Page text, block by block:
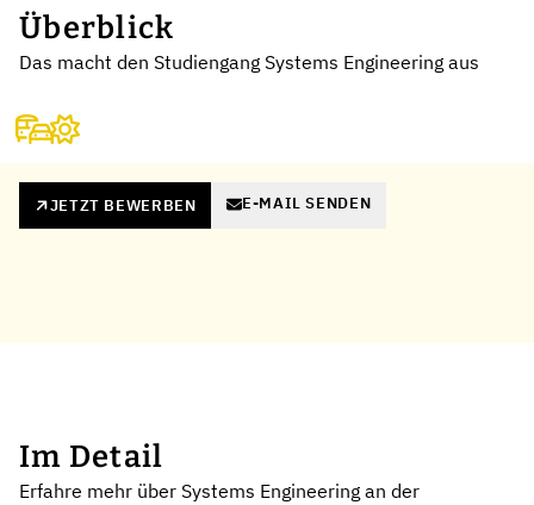
Überblick
Das macht den Studiengang Systems Engineering aus
JETZT BEWERBEN E-MAIL SENDEN
Im Detail
Erfahre mehr über Systems Engineering an der